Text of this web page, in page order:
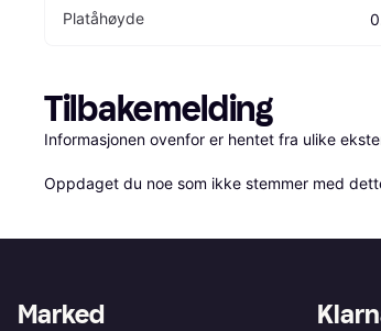
Platåhøyde
Tilbakemelding
Informasjonen ovenfor er hentet fra ulike
Oppdaget du noe som ikke stemmer med
Marked